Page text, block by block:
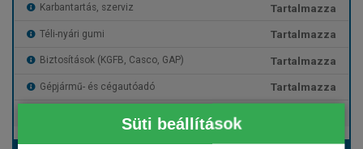
Süti beállítások
Karbantartás, szerviz Tartalmazza
Téli-nyári gumi Tartalmazza
Biztosítások (KGFB, Casco, GAP) Tartalmazza
Gépjármű- és cégautóadó Tartalmazza